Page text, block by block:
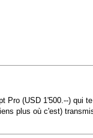
Pro (USD 1'500.--) qui
plus où c'est)